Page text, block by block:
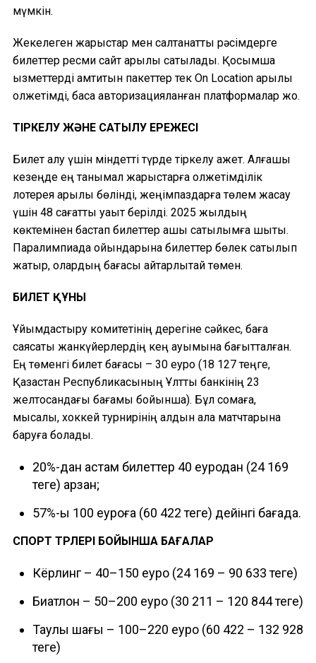
мүмкін.
Жекелеген жарыстар мен салтанатты рәсімдерге
билеттер ресми сайт арқылы сатылады. Қосымша
қызметтерді қамтитын пакеттер тек On Location арқылы
қолжетімді, басқа авторизацияланған платформалар жоқ.
ТІРКЕЛУ ЖӘНЕ САТЫЛУ ЕРЕЖЕСІ
Билет алу үшін міндетті түрде тіркелу қажет. Алғашқы
кезеңде ең танымал жарыстарға қолжетімділік
лотерея арқылы бөлінді, жеңімпаздарға төлем жасау
үшін 48 сағаттық уақыт берілді. 2025 жылдың
көктемінен бастап билеттер ашық сатылымға шықты.
Паралимпиада ойындарына билеттер бөлек сатылып
жатыр, олардың бағасы айтарлықтай төмен.
БИЛЕТ ҚҰНЫ
Ұйымдастыру комитетінің дерегіне сәйкес, баға
саясаты жанкүйерлердің кең ауқымына бағытталған.
Ең төменгі билет бағасы – 30 еуро (18 127 теңге,
Қазақстан Республикасының Ұлттық банкінің 23
желтоқсандағы бағамы бойынша). Бұл сомаға,
мысалы, хоккей турнирінің алдын ала матчтарына
баруға болады.
20%-дан астам билеттер 40 еуродан (24 169
теңге) арзан;
57%-ы 100 еуроға (60 422 теңге) дейінгі бағада.
СПОРТ ТҮРЛЕРІ БОЙЫНША БАҒАЛАР
Кёрлинг – 40–150 еуро (24 169 – 90 633 теңге)
Биатлон – 50–200 еуро (30 211 – 120 844 теңге)
Таулы шаңғы – 100–220 еуро (60 422 – 132 928
теңге)